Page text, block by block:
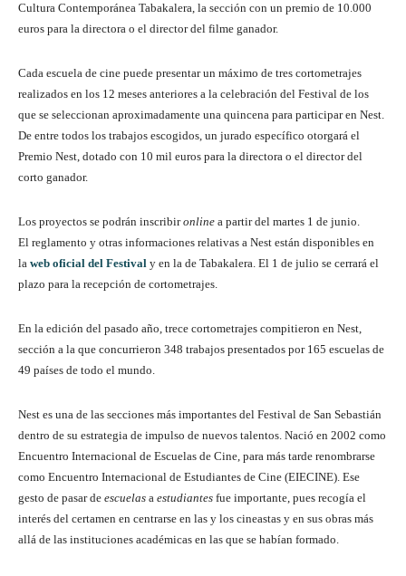
Cultura Contemporánea Tabakalera, la sección con un premio de 10.000
euros para la directora o el director del filme ganador.
Cada escuela de cine puede presentar un máximo de tres cortometrajes
realizados en los 12 meses anteriores a la celebración del Festival de los
que se seleccionan aproximadamente una quincena para participar en Nest.
De entre todos los trabajos escogidos, un jurado específico otorgará el
Premio Nest, dotado con 10 mil euros para la directora o el director del
corto ganador.
Los proyectos se podrán inscribironline a partir del martes 1 de junio.
El reglamento y otras informaciones relativas a Nest están disponibles en
la web oficial del Festival y en la de Tabakalera. El 1 de julio se cerrará el
plazo para la recepción de cortometrajes.
En la edición del pasado año, trece cortometrajes compitieron en Nest,
sección a la que concurrieron 348 trabajos presentados por 165 escuelas de
49 países de todo el mundo.
Nest es una de las secciones más importantes del Festival de San Sebastián
dentro de su estrategia de impulso de nuevos talentos. Nació en 2002 como
Encuentro Internacional de Escuelas de Cine, para más tarde renombrarse
como Encuentro Internacional de Estudiantes de Cine (EIECINE). Ese
gesto de pasar de escuelas a estudiantes fue importante, pues recogía el
interés del certamen en centrarse en las y los cineastas y en sus obras más
allá de las instituciones académicas en las que se habían formado.